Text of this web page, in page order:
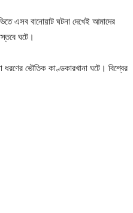
এসব বানোয়াট ঘটনা দেখেই আমাদের
ঘটে।
ধরণের ভৌতিক কাণ্ডকারখানা ঘটে। বিশ্বের